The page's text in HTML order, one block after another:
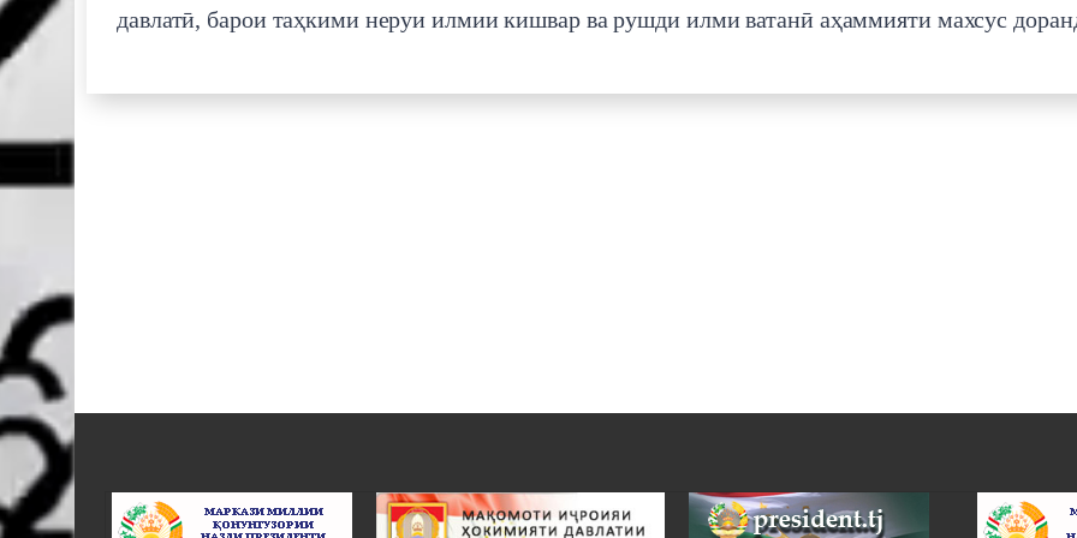
давлатӣ, барои таҳкими неруи илмии кишвар ва рушди илми ватанӣ аҳаммияти махсус